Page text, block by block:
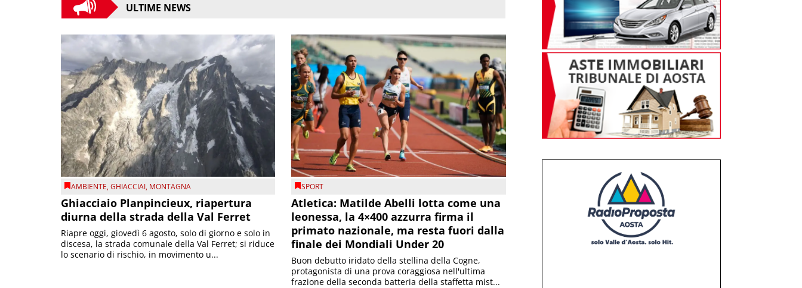
ULTIME NEWS
AMBIENTE,GHIACCIAI, MONTAGNA
Ghiacciaio Planpincieux, riapertura
diurna della strada della Val Ferret
Riapre oggi, giovedì 6 agosto, solo di giorno e solo in
discesa, la strada comunale della Val Ferret; si riduce
lo scenario di rischio, in movimento u...
SPORT
Atletica: Matilde Abelli lotta come una
leonessa, la 4×400 azzurra firma il
primato nazionale, ma resta fuori dalla
finale dei Mondiali Under 20
Buon debutto iridato della stellina della Cogne,
protagonista di una prova coraggiosa nell'ultima
frazione della seconda batteria della staffetta mist...